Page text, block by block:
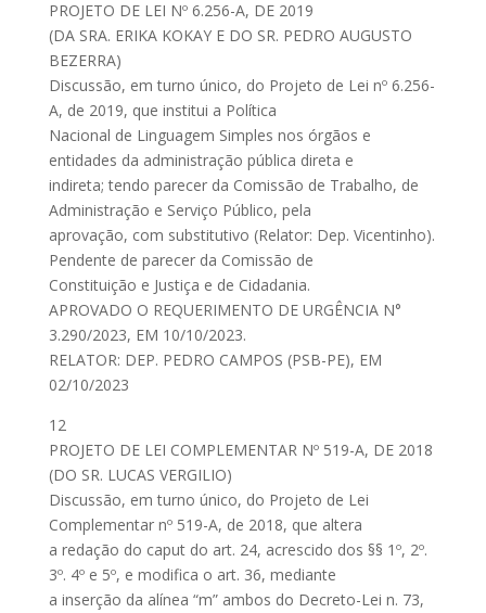
PROJETO DE LEI Nº 6.256-A, DE 2019
(DA SRA. ERIKA KOKAY E DO SR. PEDRO AUGUSTO
BEZERRA)
Discussão, em turno único, do Projeto de Lei nº 6.256-
A, de 2019, que institui a Política
Nacional de Linguagem Simples nos órgãos e
entidades da administração pública direta e
indireta; tendo parecer da Comissão de Trabalho, de
Administração e Serviço Público, pela
aprovação, com substitutivo (Relator: Dep. Vicentinho).
Pendente de parecer da Comissão de
Constituição e Justiça e de Cidadania.
APROVADO O REQUERIMENTO DE URGÊNCIA N°
3.290/2023, EM 10/10/2023.
RELATOR: DEP. PEDRO CAMPOS (PSB-PE), EM
02/10/2023
12
PROJETO DE LEI COMPLEMENTAR Nº 519-A, DE 2018
(DO SR. LUCAS VERGILIO)
Discussão, em turno único, do Projeto de Lei
Complementar nº 519-A, de 2018, que altera
a redação do caput do art. 24, acrescido dos §§ 1º, 2º.
3º. 4º e 5º, e modifica o art. 36, mediante
a inserção da alínea “m” ambos do Decreto-Lei n. 73,